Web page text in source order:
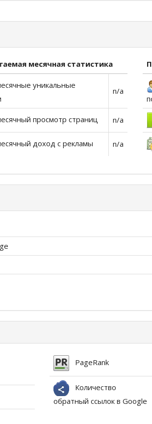
месячная статистика
уникальные
n/a
просмотр страниц n/a
доход с рекламы n/a
PageRank
Количество
обратный ссылок в Google